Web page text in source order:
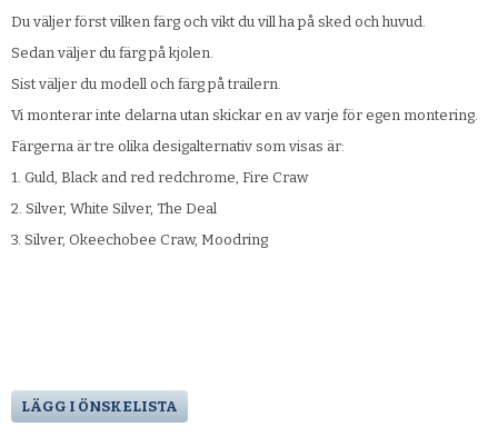
Du väljer först vilken färg och vikt du vill ha på sked och huvud.
Sedan väljer du färg på kjolen.
Sist väljer du modell och färg på trailern.
Vi monterar inte delarna utan skickar en av varje för egen montering.
Färgerna är tre olika desigalternativ som visas är:
1. Guld, Black and red redchrome, Fire Craw
2. Silver, White Silver, The Deal
3. Silver, Okeechobee Craw, Moodring
LÄGG I ÖNSKELISTA